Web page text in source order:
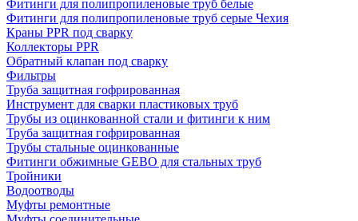
Фитинги для полипропиленовые труб белые
Фитинги для полипропиленовые труб серые Чехия
Краны PPR под сварку
Коллекторы PPR
Обратный клапан под сварку
Фильтры
Труба защитная гофрированная
Инструмент для сварки пластиковых труб
Трубы из оцинкованной стали и фитинги к ним
Труба защитная гофрированная
Трубы стальные оцинкованные
Фитинги обжимные GEBO для стальных труб
Тройники
Водоотводы
Муфты ремонтные